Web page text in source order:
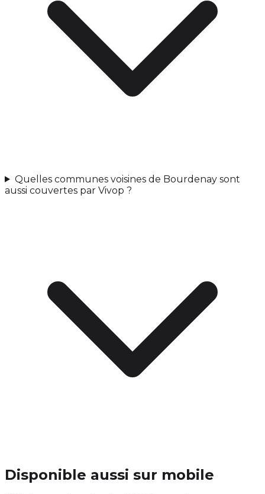
Quelles communes voisines de Bourdenay sont
aussi couvertes par Vivop ?
Disponible aussi sur mobile